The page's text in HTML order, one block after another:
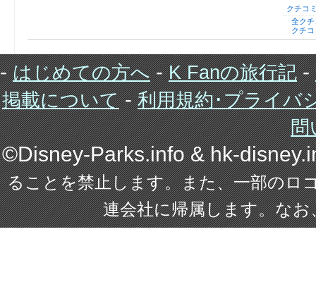
クチコ
全ク
クチ
-はじめての方へ-K Fanの旅行記-
掲載について-利用規約･プライバ
問
©Disney-Parks.info & hk-
ることを禁止します。また、一部のロ
連会社に帰属します。な